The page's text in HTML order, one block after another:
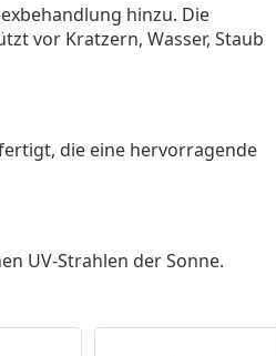
hinzu. Die
vor Kratzern, Wasser, Staub
die eine hervorragende
UV-Strahlen der Sonne.